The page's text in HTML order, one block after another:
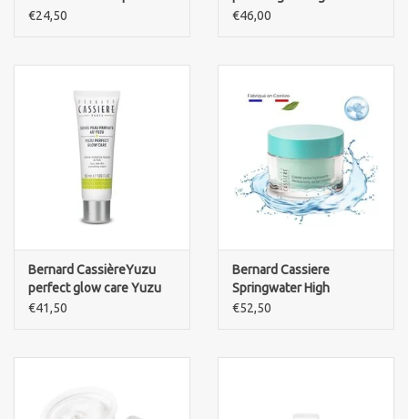
removers-The water
€24,50
protection fluid spf 50
€46,00
Bernard CassièreYuzu
perfect glow care Yuzu
new skin smoothing
€41,50
Bernard Cassiere
Springwater High
hydration care
€52,50